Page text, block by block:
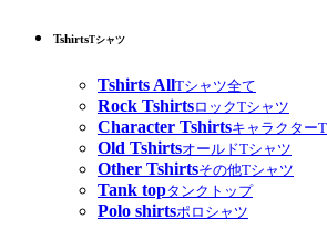
TshirtsTシャツ
Tshirts AllTシャツ全て
Rock TshirtsロックTシャツ
Character Tshirtsキャラクター
Old TshirtsオールドTシャツ
Other Tshirtsその他Tシャツ
Tank topタンクトップ
Polo shirtsポロシャツ